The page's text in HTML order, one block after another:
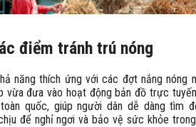
điểm tránh trú nóng
năng thích ứng với các đợt nắng nóng
vừa đưa vào hoạt động bản đồ trực
quốc, giúp người dân dễ dàng tìm
để nghỉ ngơi và bảo vệ sức khỏe